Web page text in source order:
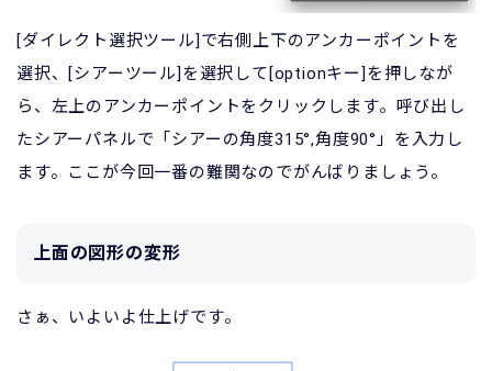
[ダイレクト選択ツール]で右側上下のアンカーポイントを
選択、[シアーツール]を選択して[optionキー]を押しなが
ら、左上のアンカーポイントをクリックします。呼び出し
たシアーパネルで「シアーの角度315°,角度90°」を入力し
ます。ここが今回一番の難関なのでがんばりましょう。
上面の図形の変形
さぁ、いよいよ仕上げです。